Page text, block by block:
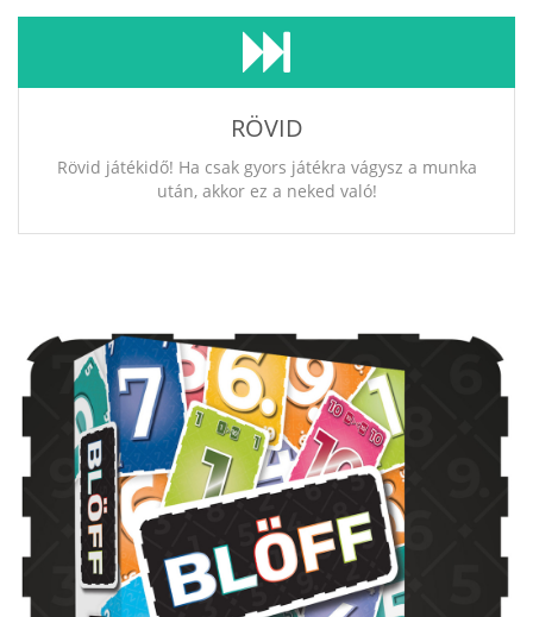
RÖVID
Rövid játékidő! Ha csak gyors játékra vágysz a munka
után, akkor ez a neked való!